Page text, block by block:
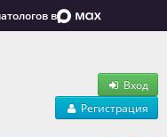
в
Вход
Регистрация